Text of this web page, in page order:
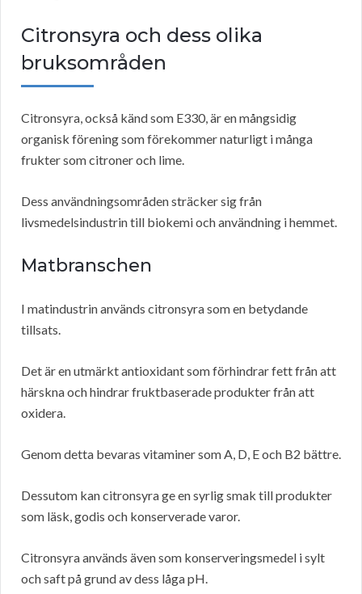
Citronsyra och dess olika
bruksområden
Citronsyra, också känd som E330, är en mångsidig
organisk förening som förekommer naturligt i många
frukter som citroner och lime.
Dess användningsområden sträcker sig från
livsmedelsindustrin till biokemi och användning i hemmet.
Matbranschen
I matindustrin används citronsyra som en betydande
tillsats.
Det är en utmärkt antioxidant som förhindrar fett från att
härskna och hindrar fruktbaserade produkter från att
oxidera.
Genom detta bevaras vitaminer som A, D, E och B2 bättre.
Dessutom kan citronsyra ge en syrlig smak till produkter
som läsk, godis och konserverade varor.
Citronsyra används även som konserveringsmedel i sylt
och saft på grund av dess låga pH.